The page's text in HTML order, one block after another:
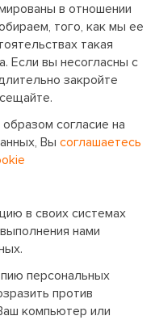
в отношении
того, как мы ее
такая
Если вы несогласны с
закройте
согласие на
Вы соглашаетесь
в своих системах
нами
персональных
против
компьютер или